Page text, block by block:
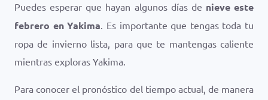
Puedes esperar que hayan algunos días de nieve este
febrero en Yakima. Es importante que tengas toda tu
ropa de invierno lista, para que te mantengas caliente
mientras exploras Yakima.
Para conocer el pronóstico del tiempo actual, de manera